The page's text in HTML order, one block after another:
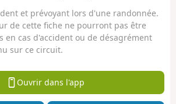
et prévoyant lors d'une randonnée.
de cette fiche ne pourront pas être
en cas d'accident ou de désagrément
sur ce circuit.
Ouvrir dans l'app